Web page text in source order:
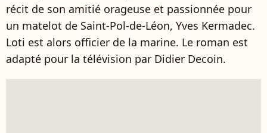
récit de son amitié orageuse et passionnée pour
un matelot de Saint-Pol-de-Léon, Yves Kermadec.
Loti est alors officier de la marine. Le roman est
adapté pour la télévision par Didier Decoin.